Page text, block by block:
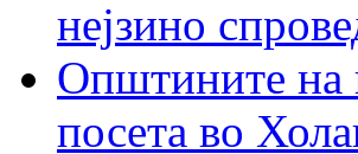
нејзино
Општините на
посета во